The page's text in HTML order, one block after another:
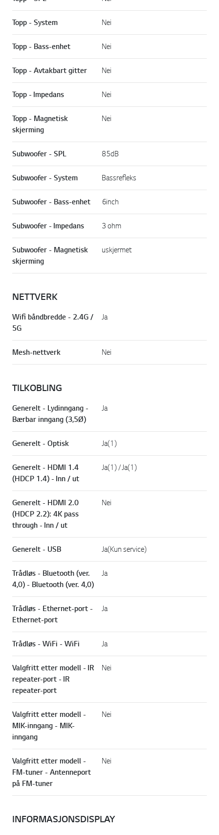
Topp - System Nei
Topp - Bass-enhet Nei
Topp - Avtakbart gitter Nei
Topp - Impedans Nei
Topp - Magnetisk
skjerming
Nei
Subwoofer - SPL 85dB
Subwoofer - System Bassrefleks
Subwoofer - Bass-enhet 6inch
Subwoofer - Impedans 3 ohm
Subwoofer - Magnetisk
skjerming
uskjermet
NETTVERK
Wifi båndbredde - 2.4G /
5G
Ja
Mesh-nettverk Nei
TILKOBLING
Generelt - Lydinngang -
Bærbar inngang (3,5Ø)
Ja
Generelt - Optisk Ja(1)
Generelt - HDMI 1.4
(HDCP 1.4) - Inn / ut
Ja(1) / Ja(1)
Generelt - HDMI 2.0
(HDCP 2.2): 4K pass
through - Inn / ut
Nei
Generelt - USB Ja(Kun service)
Trådløs - Bluetooth (ver.
4,0) - Bluetooth (ver. 4,0)
Ja
Trådløs - Ethernet-port -
Ethernet-port
Ja
Trådløs - WiFi - WiFi Ja
Valgfritt etter modell - IR
repeater-port - IR
repeater-port
Nei
Valgfritt etter modell -
MIK-inngang - MIK-
inngang
Nei
Valgfritt etter modell -
FM-tuner - Antenneport
på FM-tuner
Nei
INFORMASJONSDISPLAY